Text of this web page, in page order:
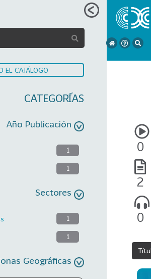
EL CATÁLOGO
CATEGORÍAS
Año Publicación
1
1
Sectores
1
1
Geográficas
0
2
0